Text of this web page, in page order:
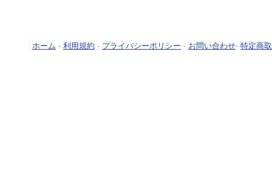
ホーム - 利用規約 - プライバシーポリシー - お問い合わせ- 特定商